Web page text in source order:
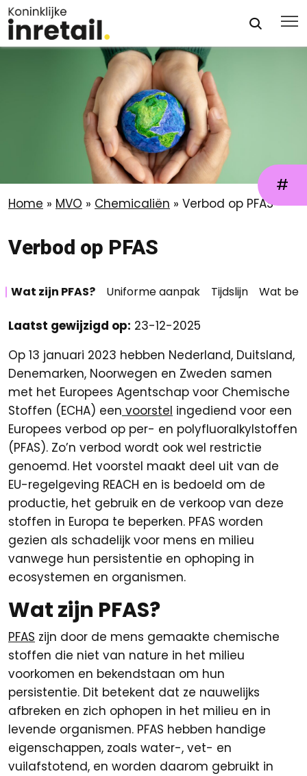
Home » MVO » Chemicaliën » Verbod op PFAS
Verbod op PFAS
Laatst gewijzigd op: 23-12-2025
Op 13 januari 2023 hebben Nederland, Duitsland,
Denemarken, Noorwegen en Zweden samen
met het Europees Agentschap voor Chemische
Stoffen (ECHA) een voorstel ingediend voor een
Europees verbod op per- en polyfluoralkylstoffen
(PFAS). Zo’n verbod wordt ook wel restrictie
genoemd. Het voorstel maakt deel uit van de
EU-regelgeving REACH en is bedoeld om de
productie, het gebruik en de verkoop van deze
stoffen in Europa te beperken. PFAS worden
gezien als schadelijk voor mens en milieu
vanwege hun persistentie en ophoping in
ecosystemen en organismen.
Wat zijn PFAS?
PFAS zijn door de mens gemaakte chemische
stoffen die niet van nature in het milieu
voorkomen en bekendstaan om hun
persistentie. Dit betekent dat ze nauwelijks
afbreken en zich ophopen in het milieu en in
levende organismen. PFAS hebben handige
eigenschappen, zoals water-, vet- en
vuilafstotend, en worden daarom gebruikt in
Wat zijn PFAS? Uniforme aanpak Tijdslijn Wat
#